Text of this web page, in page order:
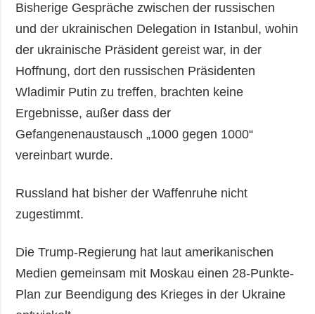
Bisherige Gespräche zwischen der russischen
und der ukrainischen Delegation in Istanbul, wohin
der ukrainische Präsident gereist war, in der
Hoffnung, dort den russischen Präsidenten
Wladimir Putin zu treffen, brachten keine
Ergebnisse, außer dass der
Gefangenenaustausch „1000 gegen 1000“
vereinbart wurde.
Russland hat bisher der Waffenruhe nicht
zugestimmt.
Die Trump-Regierung hat laut amerikanischen
Medien gemeinsam mit Moskau einen 28-Punkte-
Plan zur Beendigung des Krieges in der Ukraine